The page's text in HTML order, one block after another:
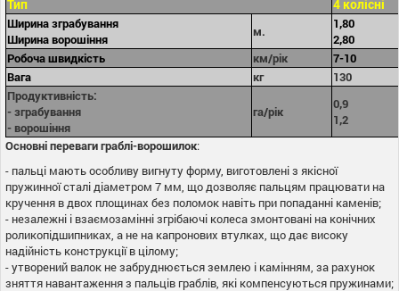
Тип 4 колісні
Ширина зграбування
Ширина ворошіння
м.
1,80
2,80
Робоча швидкість
км/рік
7-10
Вага
кг
130
Продуктивність:
- зграбування
- ворошіння
га/рік
0,9
1,2
Основні переваги граблі-ворошилок:
- пальці мають особливу вигнуту форму, виготовлені з якісної
пружинної сталі діаметром 7 мм, що дозволяє пальцям працювати на
кручення в двох площинах без поломок навіть при попаданні каменів;
- незалежні і взаємозамінні згрібаючі колеса змонтовані на конічних
роликопідшипниках, а не на капронових втулках, що дає високу
надійність конструкції в цілому;
- утворений валок не забруднюється землею і камінням, за рахунок
зняття навантаження з пальців граблів, які компенсуються пружинами;